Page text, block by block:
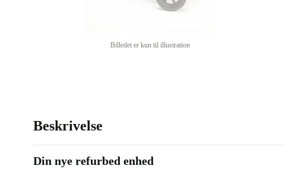
Billedet er kun til illustration
Beskrivelse
Din nye refurbed enhed